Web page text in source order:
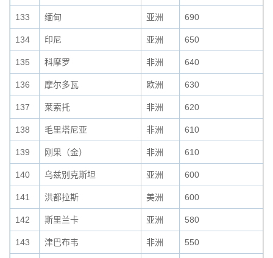
133 缅甸 亚洲 690
134 印尼 亚洲 650
135 科摩罗 非洲 640
136 摩尔多瓦 欧洲 630
137 莱索托 非洲 620
138 毛里塔尼亚 非洲 610
139 刚果（金） 非洲 610
140 乌兹别克斯坦 亚洲 600
141 洪都拉斯 美洲 600
142 斯里兰卡 亚洲 580
143 津巴布韦 非洲 550